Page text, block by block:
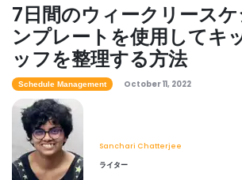
Workforce Planning
起業家向けの最高の時
らのアプリで一日を合
Schedule Management
週間スケジュールテン
7日間のウィークリース
ンプレートを使用してキ
ッフを整理する方法
Schedule Management October 11, 2022
Sanchari Chatterjee
ライター